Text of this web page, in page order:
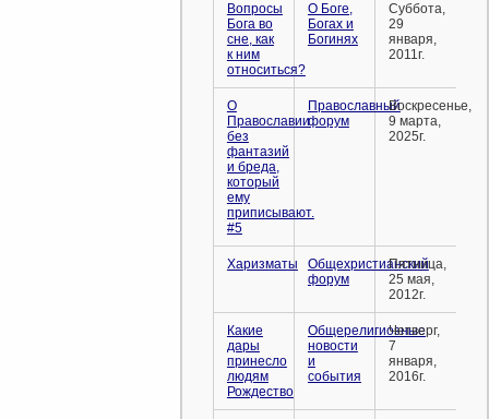
Вопросы
Бога во
сне, как
к ним
относиться?
О Боге,
Богах и
Богинях
Суббота,
29
января,
2011г.
О
Православии
без
фантазий
и бреда,
который
ему
приписывают.
#5
Православный
форум
Воскресенье,
9 марта,
2025г.
Харизматы
Общехристианский
форум
Пятница,
25 мая,
2012г.
Какие
дары
принесло
людям
Рождество
Общерелигиозные
новости
и
события
Четверг,
7
января,
2016г.